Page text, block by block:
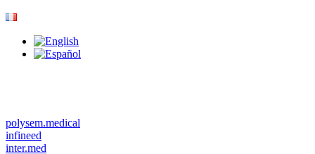
polysem.medical
infineed
inter.med